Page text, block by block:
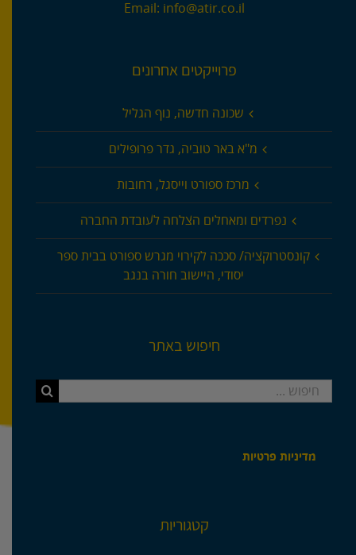
Email: info@atir.co.il
פרוייקטים אחרונים
שכונה חדשה, נוף הגליל
מ"א באר טוביה, גדר פרופילים
מרכז ספורט וייסגל, רחובות
נפרדים ומאחלים הצלחה לעובדת החברה
קונסטרוקציה/ סככה לקירוי מגרש ספורט בבית ספר
יסודי, היישוב חורה בנגב
חיפוש באתר
חיפוש...
מדיניות פרטיות
קטגוריות